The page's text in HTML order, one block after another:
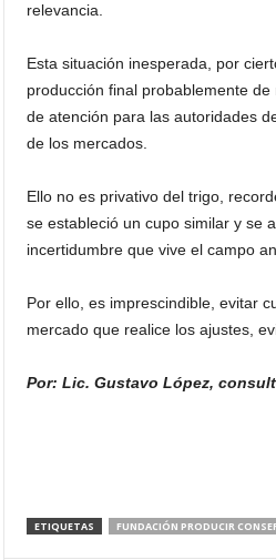
relevancia.
Esta situación inesperada, por
producción final probablemente
de atención para las autoridades
de los mercados.
Ello no es privativo del trigo,
se estableció un cupo similar y se
incertidumbre que vive el campo
Por ello, es imprescindible, evitar
mercado que realice los ajustes,
Por: Lic. Gustavo López,
ETIQUETAS FUNDACIÓN PRODUCIR